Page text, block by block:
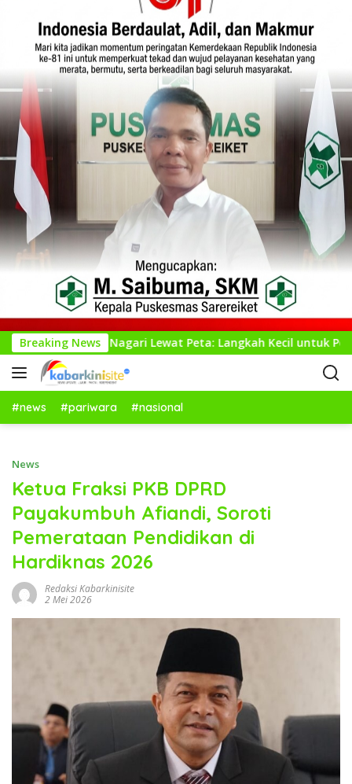
Breaking News
Nagari Lewat Peta: Langkah Kecil untuk Perencanaan
#news #pariwara #nasional
News
Ketua Fraksi PKB DPRD
Payakumbuh Afiandi, Soroti
Pemerataan Pendidikan di
Hardiknas 2026
Redaksi Kabarkinisite
2 Mei 2026